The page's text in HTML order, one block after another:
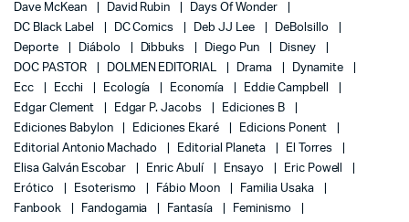
Dave McKean
David Rubin
Days Of Wonder
DC Black Label
DC Comics Deb JJ Lee
DeBolsillo
Deporte
Diábolo Dibbuks Diego Pun
Disney
DOC PASTOR
DOLMEN EDITORIAL Drama
Dynamite
Ecc
Ecchi Ecología Economía
Eddie Campbell
Edgar Clement
Edgar P. Jacobs
Ediciones B
Ediciones Babylon
Ediciones Ekaré
Edicions Ponent
Editorial Antonio Machado
Editorial Planeta
El Torres
Elisa Galván Escobar
Enric Abulí Ensayo
Eric Powell
Erótico
Esoterismo Fábio Moon
Familia Usaka
Fanbook
Fandogamia Fantasía
Feminismo